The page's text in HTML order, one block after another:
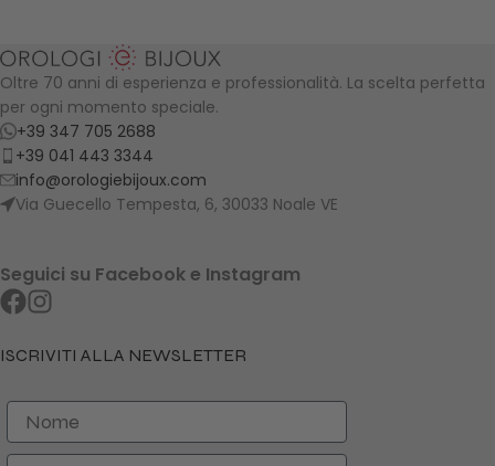
Oltre 70 anni di esperienza e professionalità. La scelta perfetta
per ogni momento speciale.
+39 347 705 2688
+39 041 443 3344
info@orologiebijoux.com
Via Guecello Tempesta, 6, 30033 Noale VE
Seguici su Facebook e Instagram
ISCRIVITI ALLA NEWSLETTER
Nome